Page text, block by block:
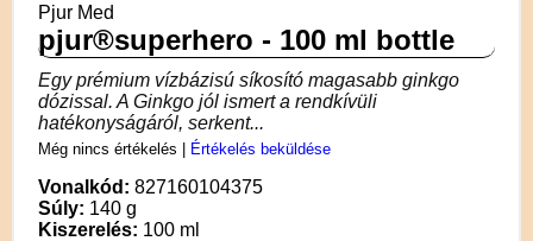
Pjur Med
pjur®superhero - 100 ml bottle
Egy prémium vízbázisú síkosító magasabb ginkgo
dózissal. A Ginkgo jól ismert a rendkívüli
hatékonyságáról, serkent...
Még nincs értékelés Értékelés beküldése
Vonalkód: 827160104375
Súly: 140 g
Kiszerelés: 100 ml